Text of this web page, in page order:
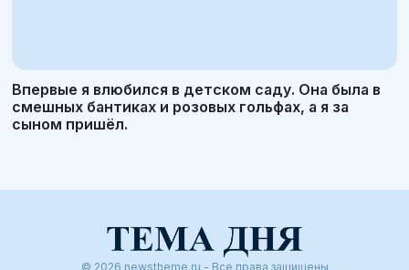
Впервые я влюбился в детском саду. Она была в
смешных бантиках и розовых гольфах, а я за
сыном пришёл.
© 2026 newstheme.ru - Все права защищены